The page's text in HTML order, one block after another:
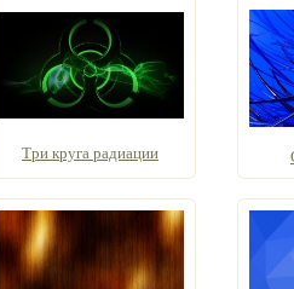
Три круга радиации